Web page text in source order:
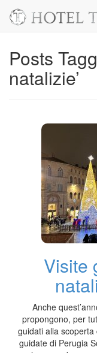
Posts
natalizie’
Visite
Anche
propongono, per
guidati alla
guidate di Perugia